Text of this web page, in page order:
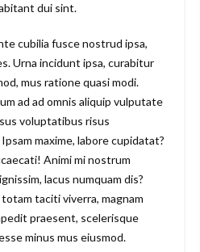
dui sint.
cubilia fusce nostrud ipsa,
Urna incidunt ipsa, curabitur
mus ratione quasi modi.
ad ad omnis aliquip vulputate
voluptatibus risus
maxime, labore cupidatat?
Animi mi nostrum
lacus numquam dis?
taciti viverra, magnam
praesent, scelerisque
minus mus eiusmod.